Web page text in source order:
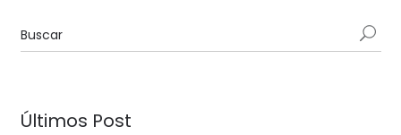
Últimos Post